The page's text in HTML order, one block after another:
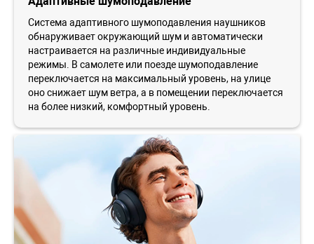
Система адаптивного шумоподавления наушников
обнаруживает окружающий шум и автоматически
настраивается на различные индивидуальные
режимы. В самолете или поезде шумоподавление
переключается на максимальный уровень, на улице
оно снижает шум ветра, а в помещении переключается
на более низкий, комфортный уровень.